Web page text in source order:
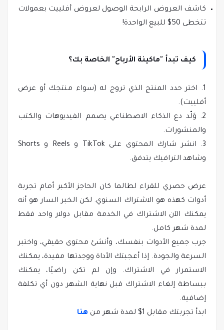
كاشف العروض الرابحة الوصول لعروض أفلييت بعمولات
تتخطى 50$ للبيع الواحدة!
كيف تبدأ "ماكينة الأرباح" الخاصة بك؟
1. اختر حدد المنتج الذي تروج له (سواء منتجك أو عرض
أفلييت).
2. وَلّد دع الذكاء الاصطناعي يصمم الفيديوهات والكتب
والمنشورات.
3. انشر شارك المحتوى على TikTok و Reels و Shorts
وشاهد الترافيك يتدفق.
عرض حصري للقراء لطالما كان الحاجز الأكبر أمام تجربة
أدوات كهذه هو الاشتراك السنوي. لكن الخبر السار هو أنه
يمكنك الآن الاشتراك في الخدمة مقابل دولار واحد فقط
لمدة شهر كامل.
جرب جميع الأدوات بنفسك، وأنشئ محتوى حقيقي، واختبر
السرعة والجودة. إذا أعجبتك الأداة ووجدتها مفيدة، يمكنك
الاستمرار في الاشتراك. وإن لم تكن راضيًا، يمكنك
ببساطة إلغاء الاشتراك قبل نهاية الشهر دون أي تكلفة
إضافية.
ابدأ تجربتك مقابل 1$ لمدة شهر من
هنا